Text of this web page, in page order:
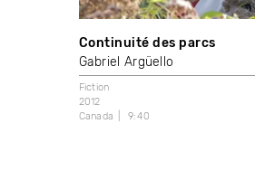
Continuité des parcs
Gabriel Argüello
Fiction
2012
Canada
9:40